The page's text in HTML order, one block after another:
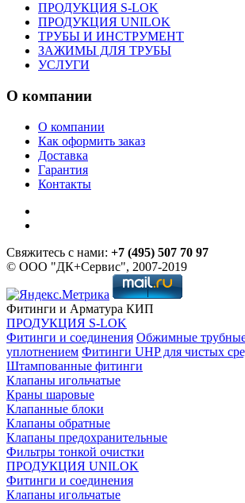
ПРОДУКЦИЯ S-LOK
ПРОДУКЦИЯ UNILOK
ТРУБЫ И ИНСТРУМЕНТ
ЗАЖИМЫ ДЛЯ ТРУБЫ
УСЛУГИ
О компании
О компании
Как оформить заказ
Доставка
Гарантия
Контакты
Свяжитесь с нами: +7 (495) 507 70 97
© ООО "ДК+Сервис", 2007-2019
Фитинги и Арматура КИП
ПРОДУКЦИЯ S-LOK
Фитинги и соединения Обжимные
уплотнением Фитинги UHP для чистых
Штампованные фитинги
Клапаны игольчатые
Краны шаровые
Клапанные блоки
Клапаны обратные
Клапаны предохранительные
Фильтры тонкой очистки
ПРОДУКЦИЯ UNILOK
Фитинги и соединения
Клапаны игольчатые